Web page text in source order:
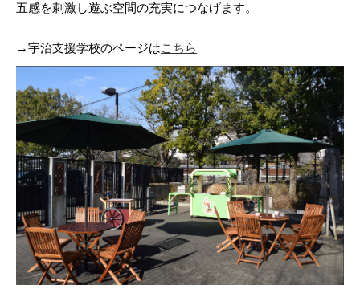
五感を刺激し遊ぶ空間の充実につなげます。
→宇治支援学校のページはこちら